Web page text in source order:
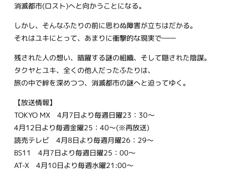
消滅都市(ロスト)へと向かうことになる。
しかし、そんなふたりの前に思わぬ障害が立ちはだかる。
それはユキにとって、あまりに衝撃的な現実で――
残された人の想い、暗躍する謎の組織、そして隠された陰謀。
タクヤとユキ、全くの他人だったふたりは、
旅の中で絆を深めつつ、消滅都市の謎へと迫ってゆく。
【放送情報】
TOKYO MX 4月7日より毎週日曜23：30～
4月12日より毎週金曜25：40～(※再放送)
読売テレビ 4月8日より毎週月曜26：29～
BS11 4月7日より毎週日曜25：00～
AT-X 4月10日より毎週水曜21:00～